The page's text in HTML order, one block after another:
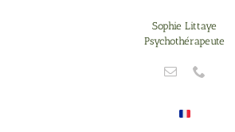
Sophie Littaye
Psychothérapeute